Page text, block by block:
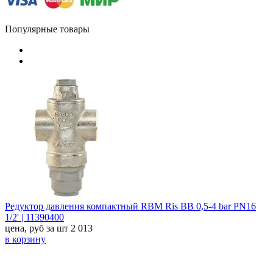
Популярные товары
Редуктор давления компактный RBM Ris ВВ 0,5-4 bar PN16
1/2' | 11390400
цена, руб за шт 2 013
в корзину